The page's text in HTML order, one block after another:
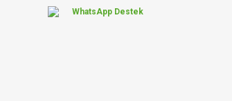
WhatsApp Destek